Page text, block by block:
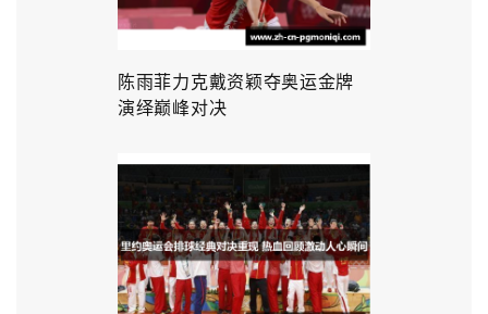
陈雨菲力克戴资颖夺奥运金牌
演绎巅峰对决